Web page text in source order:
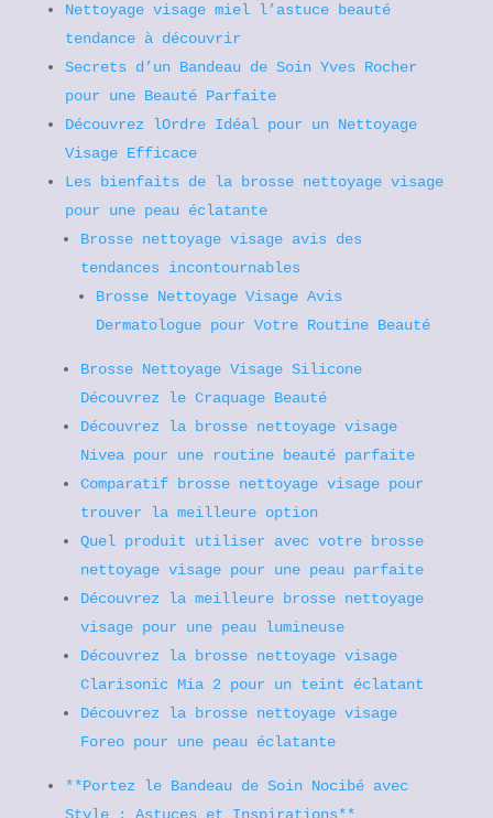
Nettoyage visage miel l’astuce beauté
tendance à découvrir
Secrets d’un Bandeau de Soin Yves Rocher
pour une Beauté Parfaite
Découvrez lOrdre Idéal pour un Nettoyage
Visage Efficace
Les bienfaits de la brosse nettoyage visage
pour une peau éclatante
Brosse nettoyage visage avis des
tendances incontournables
Brosse Nettoyage Visage Avis
Dermatologue pour Votre Routine Beauté
Brosse Nettoyage Visage Silicone
Découvrez le Craquage Beauté
Découvrez la brosse nettoyage visage
Nivea pour une routine beauté parfaite
Comparatif brosse nettoyage visage pour
trouver la meilleure option
Quel produit utiliser avec votre brosse
nettoyage visage pour une peau parfaite
Découvrez la meilleure brosse nettoyage
visage pour une peau lumineuse
Découvrez la brosse nettoyage visage
Clarisonic Mia 2 pour un teint éclatant
Découvrez la brosse nettoyage visage
Foreo pour une peau éclatante
**Portez le Bandeau de Soin Nocibé avec